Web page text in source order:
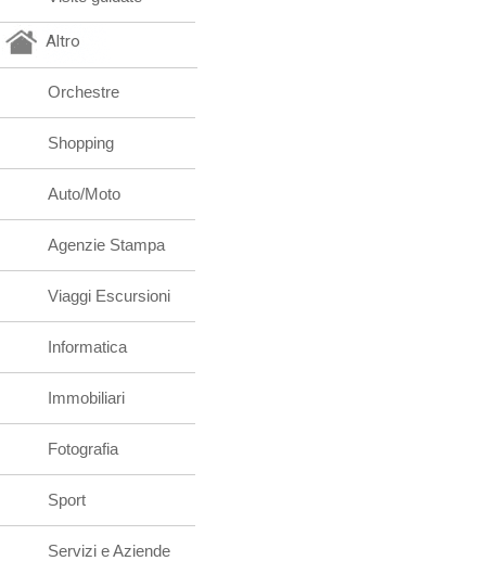
Altro
Orchestre
Shopping
Auto/Moto
Agenzie Stampa
Viaggi Escursioni
Informatica
Immobiliari
Fotografia
Sport
Servizi e Aziende